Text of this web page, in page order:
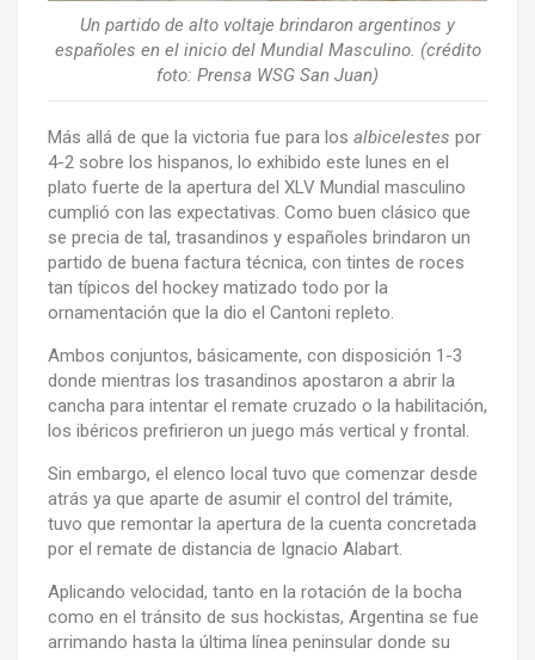
Un partido de alto voltaje brindaron argentinos y
españoles en el inicio del Mundial Masculino. (crédito
foto: Prensa WSG San Juan)
Más allá de que la victoria fue para los albicelestes por
4-2 sobre los hispanos, lo exhibido este lunes en el
plato fuerte de la apertura del XLV Mundial masculino
cumplió con las expectativas. Como buen clásico que
se precia de tal, trasandinos y españoles brindaron un
partido de buena factura técnica, con tintes de roces
tan típicos del hockey matizado todo por la
ornamentación que la dio el Cantoni repleto.
Ambos conjuntos, básicamente, con disposición 1-3
donde mientras los trasandinos apostaron a abrir la
cancha para intentar el remate cruzado o la habilitación,
los ibéricos prefirieron un juego más vertical y frontal.
Sin embargo, el elenco local tuvo que comenzar desde
atrás ya que aparte de asumir el control del trámite,
tuvo que remontar la apertura de la cuenta concretada
por el remate de distancia de Ignacio Alabart.
Aplicando velocidad, tanto en la rotación de la bocha
como en el tránsito de sus hockistas, Argentina se fue
arrimando hasta la última línea peninsular donde su